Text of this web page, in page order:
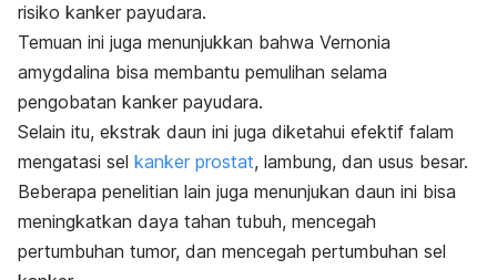
risiko kanker payudara.
Temuan ini juga menunjukkan bahwa Vernonia
amygdalina bisa membantu pemulihan selama
pengobatan kanker payudara.
Selain itu, ekstrak daun ini juga diketahui efektif falam
mengatasi sel kanker prostat, lambung, dan usus besar.
Beberapa penelitian lain juga menunjukan daun ini bisa
meningkatkan daya tahan tubuh, mencegah
pertumbuhan tumor, dan mencegah pertumbuhan sel